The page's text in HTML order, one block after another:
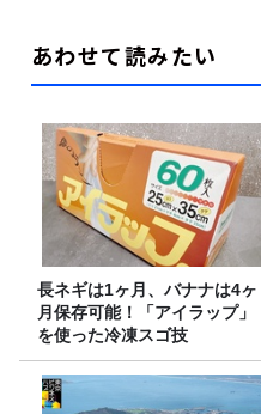
あわせて読みたい
長ネギは1ヶ月、バナナは4ヶ
月保存可能！「アイラップ」
を使った冷凍スゴ技